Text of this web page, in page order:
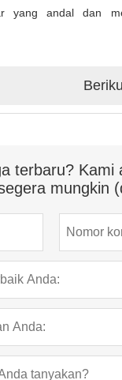
yang andal dan
terbaru? Kami
mungkin